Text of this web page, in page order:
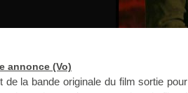
annonce (Vo)
de la bande originale du film sortie